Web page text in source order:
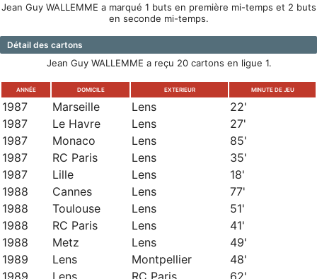
Jean Guy WALLEMME a marqué 1 buts en première mi-temps et 2 buts
en seconde mi-temps.
Détail des cartons
Jean Guy WALLEMME a reçu 20 cartons en ligue 1.
ANNÉE DOMICILE EXTERIEUR MINUTE DE JEU
1987 Marseille Lens
22'
1987
Le Havre Lens
27'
1987
Monaco Lens
85'
1987
RC Paris Lens
35'
1987
Lille Lens
18'
1988
Cannes Lens
77'
1988
Toulouse Lens
51'
1988
RC Paris Lens
41'
1988
Metz Lens
49'
1989
Lens Montpellier
48'
1989
Lens RC Paris 62'